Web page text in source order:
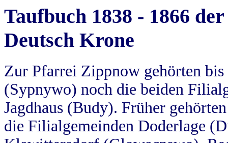
Taufbuch 1838 - 1866
Deutsch Krone
Zur Pfarrei Zippnow gehörten
(Sypnywo) noch die beiden
Jagdhaus (Budy). Früher
die Filialgemeinden Doderlage